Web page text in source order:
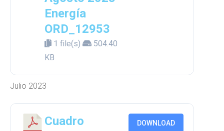
Energía
ORD_12953
1 file(s)
504.40
KB
Julio 2023
Cuadro
DOWNLOAD